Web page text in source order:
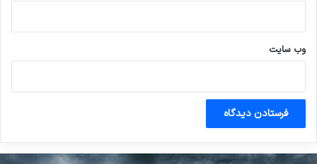
وب‌ سایت